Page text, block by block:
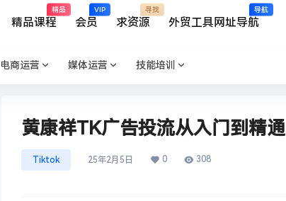
精品课程
精品
会员
VIP
求资源
寻找
外贸工具网址导航
导航
电商运营 媒体运营 技能培训
黄康祥TK广告投流从入门到精通
Tiktok 25年2月5日 0 308